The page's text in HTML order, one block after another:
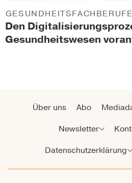
Den
Gesundheitswesen
GESUNDHEITSFACHBERUFE
Über uns Abo
Newsletter
Datenschutzerklärung